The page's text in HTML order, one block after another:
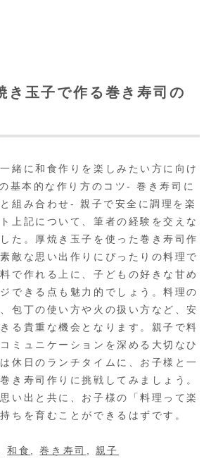
き玉子で作る巻き寿司の
緒に和食作りを楽しみたい方に向け
基本的な作り方のコツ- 巻き寿司に
組み合わせ- 親子で安全に調理を楽
上記について、筆者の経験を交えな
た。厚焼き玉子を使った巻き寿司作
敵な思い出作りにぴったりの料理で
で作れる上に、子どもの好きな甘め
できる点も魅力的でしょう。料理の
包丁の使い方や火の扱い方など、安
る貴重な機会となります。親子で料
ミュニケーションを深める大切なひ
休日のランチタイムに、お子様と一
き寿司作りに挑戦してみましょう。
い出と共に、お子様の「料理って楽
ちを育むことができるはずです。
和食 , 巻き寿司 , 親子